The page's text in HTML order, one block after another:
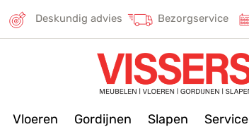
Deskundig advies Bezorgservice
Vloeren Gordijnen Slapen Service